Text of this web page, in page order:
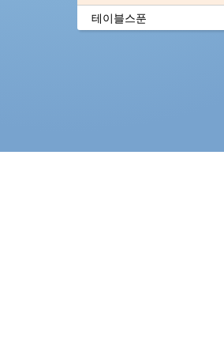
테이블스푼